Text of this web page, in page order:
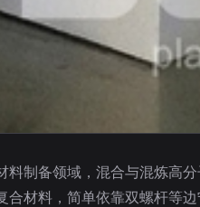
料制备领域，混合与混炼高
合材料，简单依靠双螺杆等